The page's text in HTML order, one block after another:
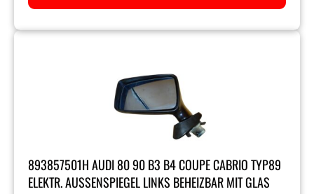
893857501H AUDI 80 90 B3 B4 COUPE CABRIO TYP89
ELEKTR. AUSSENSPIEGEL LINKS BEHEIZBAR MIT GLAS